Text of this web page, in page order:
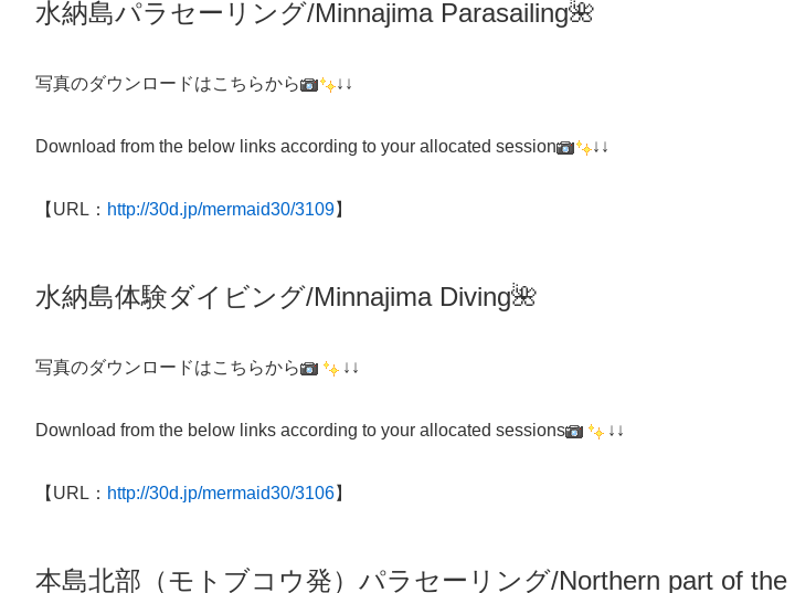
水納島パラセーリング/Minnajima Parasailing🌺
写真のダウンロードはこちらから ↓↓
Download from the below links according to your allocated session ↓↓
【URL： http://30d.jp/mermaid30/3109】
水納島体験ダイビング/Minnajima Diving🌺
写真のダウンロードはこちらから ↓↓
Download from the below links according to your allocated sessions ↓↓
【URL： http://30d.jp/mermaid30/3106】
本島北部（モトブコウ発）パラセーリング/Northern part of